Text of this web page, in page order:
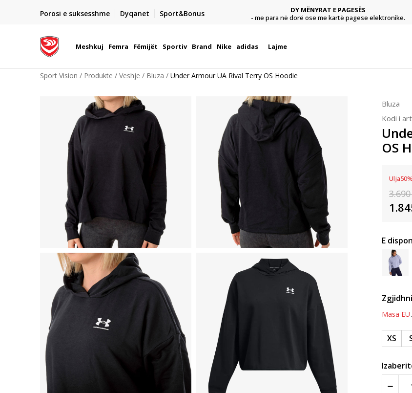
Porosi e suksesshme Dyqanet Sport&Bonus
- për të gjitha porositë me para në dorë ose me kartë pagese
DY MËNYRAT E PAGESËS
- me para në dorë ose me kartë pagese elektronike.
Meshkuj Femra Fëmijët Sportiv Brand Nike adidas Lajme
Sport Vision Produkte Veshje Bluza Under Armour UA Rival Terry OS Hoodie
Bluza
Kodi i
OS
Ulja50%
3.690
E
Masa EU
XS